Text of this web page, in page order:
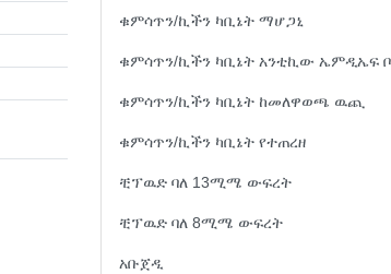
ቁምሳጥን/ኪችን ካቢኔት ማሆጋኒ
ቁምሳጥን/ኪችን ካቢኔት ከመለዋወጫ ዉጪ
ቁምሳጥን/ኪችን ካቢኔት የተጠረዘ
ቺፕዉድ ባለ 13ሚሜ ውፍረት
ቺፕዉድ ባለ 8ሚሜ ውፍረት
አቡጀዲ